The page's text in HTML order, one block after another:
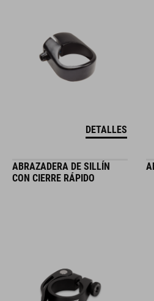
DETALLES
ABRAZADERA DE SILLÍN
CON CIERRE RÁPIDO